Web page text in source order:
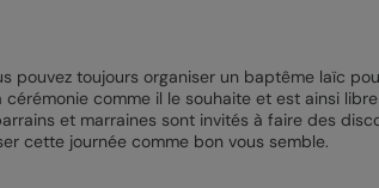
pouvez toujours organiser un baptême laïc
comme il le souhaite et est ainsi
et marraines sont invités à faire des
cette journée comme bon vous semble.